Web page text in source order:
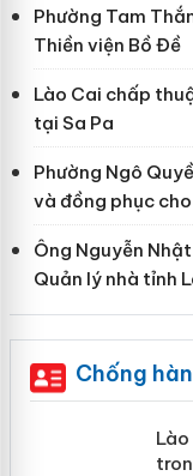
Phường Tam
Thiền viện Bồ Đề
Lào Cai chấp
tại Sa Pa
Phường Ngô
và đồng phục
Ông Nguyễn
Quản lý nhà tỉnh
Chống